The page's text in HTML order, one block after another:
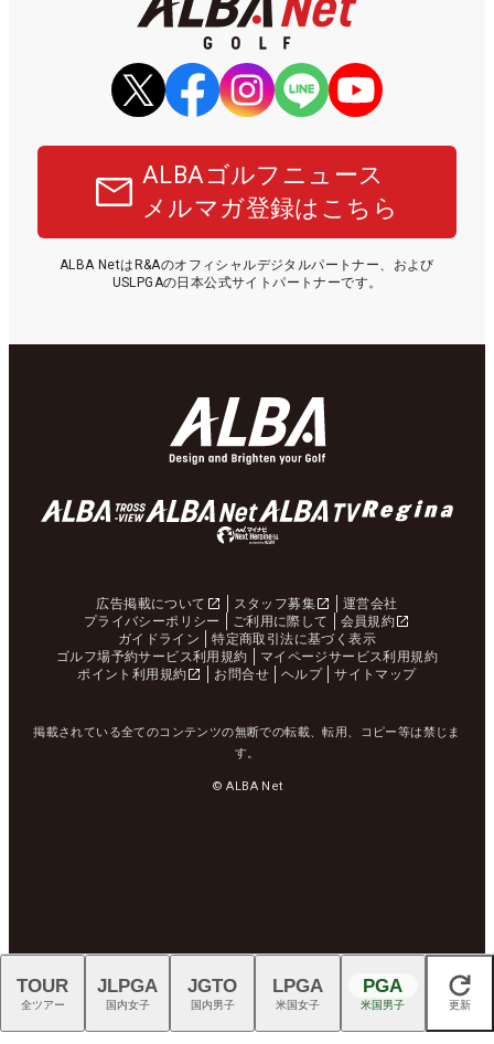
ALBAゴルフニュース
メルマガ登録はこちら
ALBA NetはR&Aのオフィシャルデジタルパートナー、および
USLPGAの日本公式サイトパートナーです。
広告掲載について スタッフ募集
運営会社
プライバシーポリシー
ご利用に際して
会員規約
ガイドライン
特定商取引法に基づく表示
ゴルフ場予約サービス利用規約
マイページサービス利用規約
ポイント利用規約
お問合せ ヘルプ サイトマップ
掲載されている全てのコンテンツの無断での転載、転用、コピー等は禁じま
す。
© ALBA Net
閉じる
TOUR
全ツアー
JLPGA
国内女子
JGTO
国内男子
LPGA
米国女子
PGA
米国男子 更新